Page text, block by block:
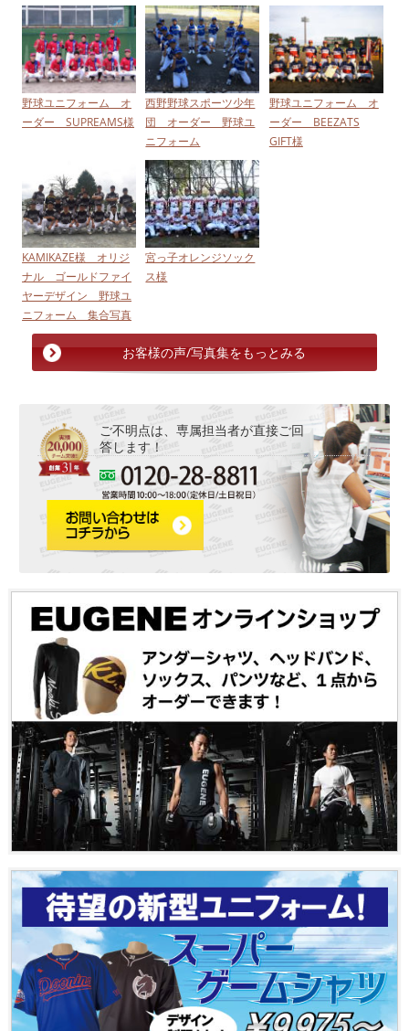
野球ユニフォーム オ
ーダー SUPREAMS様
西野野球スポーツ少年
団 オーダー 野球ユ
ニフォーム
野球ユニフォーム オ
ーダー BEEZATS
GIFT様
KAMIKAZE様 オリジ
ナル ゴールドファイ
ヤーデザイン 野球ユ
ニフォーム 集合写真
宮っ子オレンジソック
ス様
お客様の声/写真集をもっとみる
ご不明点は、専属担当者が直接ご回
答します！